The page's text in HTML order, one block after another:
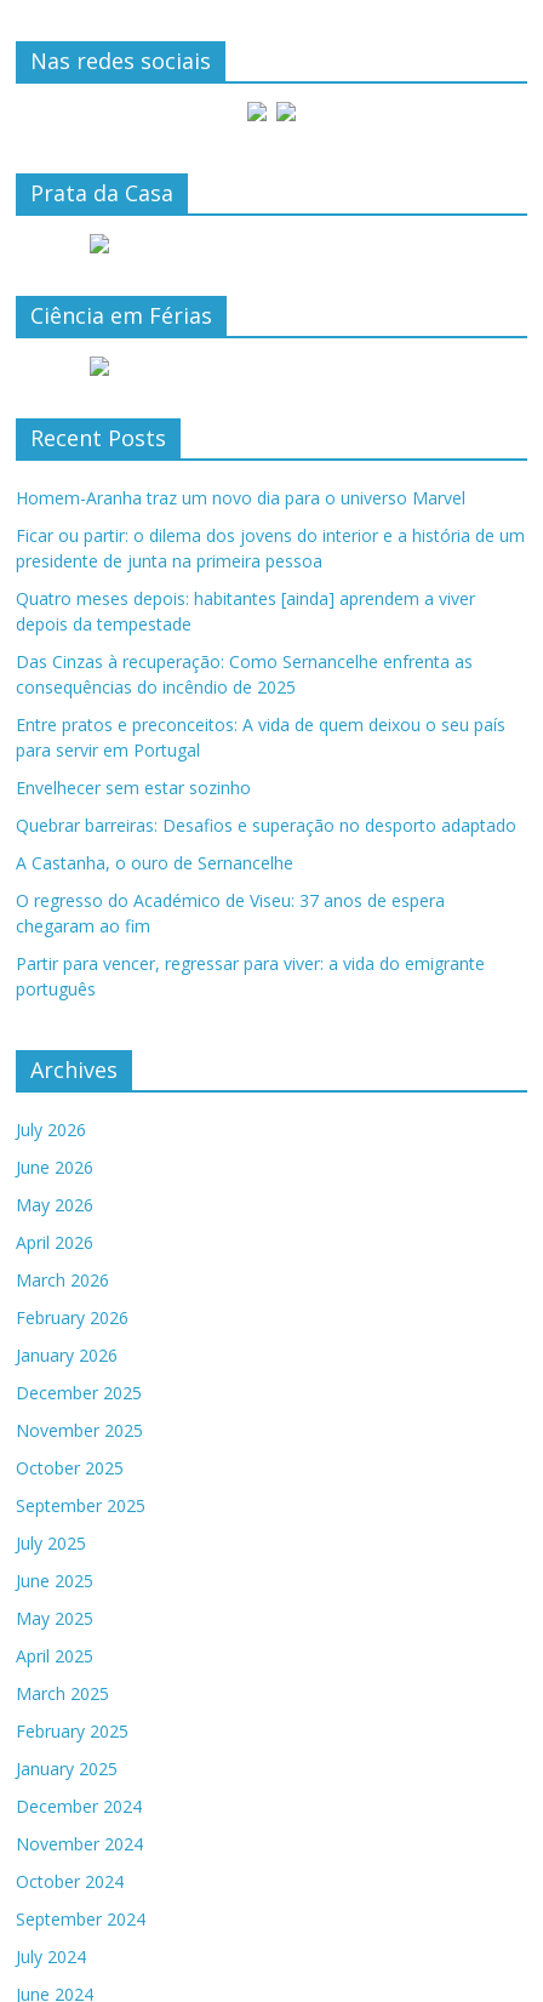
Nas redes sociais
Prata da Casa
Ciência em Férias
Recent Posts
Homem-Aranha traz um novo dia para o universo Marvel
Ficar ou partir: o dilema dos jovens do interior e a história de um
presidente de junta na primeira pessoa
Quatro meses depois: habitantes [ainda] aprendem a viver
depois da tempestade
Das Cinzas à recuperação: Como Sernancelhe enfrenta as
consequências do incêndio de 2025
Entre pratos e preconceitos: A vida de quem deixou o seu país
para servir em Portugal
Envelhecer sem estar sozinho
Quebrar barreiras: Desafios e superação no desporto adaptado
A Castanha, o ouro de Sernancelhe
O regresso do Académico de Viseu: 37 anos de espera
chegaram ao fim
Partir para vencer, regressar para viver: a vida do emigrante
português
Archives
July 2026
June 2026
May 2026
April 2026
March 2026
February 2026
January 2026
December 2025
November 2025
October 2025
September 2025
July 2025
June 2025
May 2025
April 2025
March 2025
February 2025
January 2025
December 2024
November 2024
October 2024
September 2024
July 2024
June 2024